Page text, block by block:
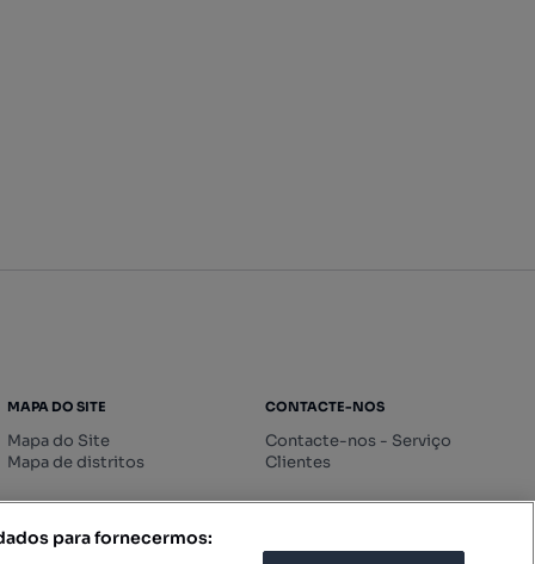
MAPA DO SITE
Mapa do Site
Mapa de distritos
CONTACTE-NOS
Contacte-nos - Serviço
Clientes
para fornecermos: